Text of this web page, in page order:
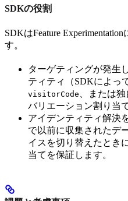
SDKの役割
SDKはFeature
す。
ターゲティングが発生
ティティ（SDKによっ
visitorCode
、または
バリエーション割り当
アイデンティティ解決
で以前に収集されたデ
イスを切り替えたとき
当てを保証します。